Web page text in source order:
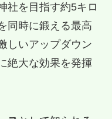
社を目指す約5キロ
同時に鍛える最高
しいアップダウン
絶大な効果を発揮